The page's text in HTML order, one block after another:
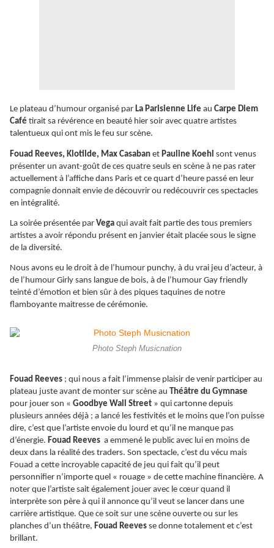
Le plateau d’humour organisé par La Parisienne Life au Carpe Diem
Café tirait sa révérence en beauté hier soir avec quatre artistes
talentueux qui ont mis le feu sur scène.
Fouad Reeves, Klotilde, Max Casaban et Pauline Koehl sont venus
présenter un avant-goût de ces quatre seuls en scène à ne pas rater
actuellement à l’affiche dans Paris et ce quart d’heure passé en leur
compagnie donnait envie de découvrir ou redécouvrir ces spectacles
en intégralité.
La soirée présentée par Vega qui avait fait partie des tous premiers
artistes a avoir répondu présent en janvier était placée sous le signe
de la diversité.
Nous avons eu le droit à de l’humour punchy, à du vrai jeu d’acteur, à
de l’humour Girly sans langue de bois, à de l’humour Gay friendly
teinté d’émotion et bien sûr à des piques taquines de notre
flamboyante maitresse de cérémonie.
Photo Steph Musicnation
Fouad Reeves ; qui nous a fait l’immense plaisir de venir participer au
plateau juste avant de monter sur scène au Théâtre du Gymnase
pour jouer son « Goodbye Wall Street » qui cartonne depuis
plusieurs années déjà ; a lancé les festivités et le moins que l’on puisse
dire, c’est que l’artiste envoie du lourd et qu’il ne manque pas
d’énergie. Fouad Reeves a emmené le public avec lui en moins de
deux dans la réalité des traders. Son spectacle, c’est du vécu mais
Fouad a cette incroyable capacité de jeu qui fait qu’il peut
personnifier n’importe quel « rouage » de cette machine financière. A
noter que l’artiste sait également jouer avec le cœur quand il
interprète son père à qui il annonce qu’il veut se lancer dans une
carrière artistique. Que ce soit sur une scène ouverte ou sur les
planches d’un théâtre, Fouad Reeves se donne totalement et c’est
brillant.